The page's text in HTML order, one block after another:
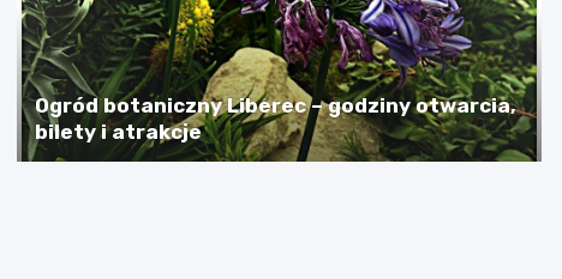
Ogród botaniczny Liberec – godziny otwarcia,
bilety i atrakcje